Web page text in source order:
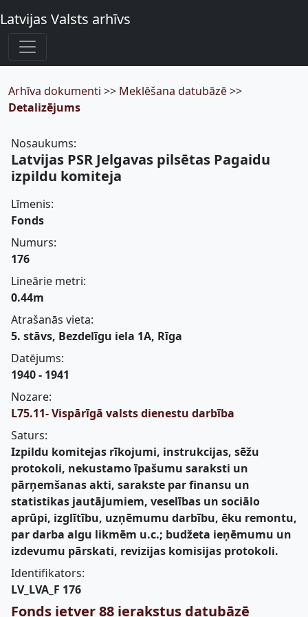
Latvijas Valsts arhīvs
Arhīva dokumenti >> Meklēšana datubāzē>>
Detalizējums
Nosaukums:
Latvijas PSR Jelgavas pilsētas Pagaidu
izpildu komiteja
Līmenis:
Fonds
Numurs:
176
Lineārie metri:
0.44m
Atrašanās vieta:
5. stāvs, Bezdelīgu iela 1A, Rīga
Datējums:
1940 - 1941
Nozare:
L75.11- Vispārīgā valsts dienestu darbība
Saturs:
Izpildu komitejas rīkojumi, instrukcijas, sēžu
protokoli, nekustamo īpašumu saraksti un
pārņemšanas akti, sarakste par finansu un
statistikas jautājumiem, veselības un sociālo
aprūpi, izglītību, uzņēmumu darbību, ēku remontu,
par darba algu likmēm u.c.; budžeta ieņēmumu un
izdevumu pārskati, revizijas komisijas protokoli.
Identifikators:
LV_LVA_F 176
Fonds ietver 88 ierakstus datubāzē